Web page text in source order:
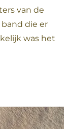
van de
die er
was het